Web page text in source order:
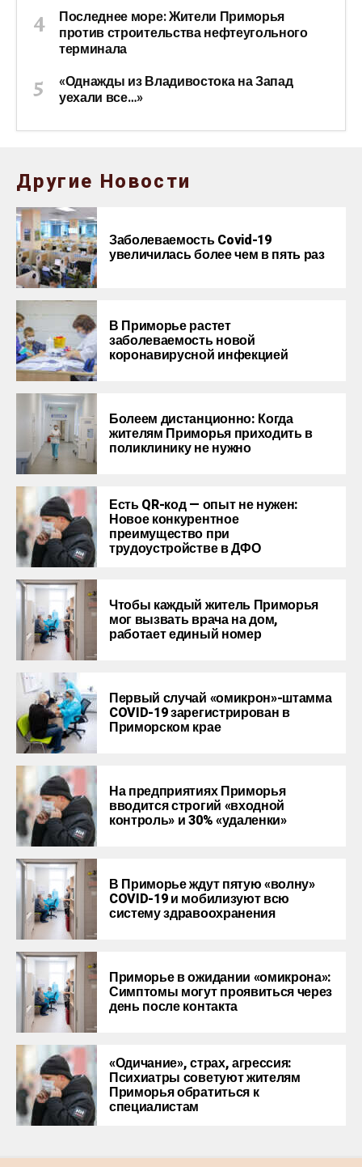
Последнее море: Жители Приморья
против строительства нефтеугольного
терминала
«Однажды из Владивостока на Запад
уехали все…»
Другие Новости
Заболеваемость Covid-19
увеличилась более чем в пять раз
В Приморье растет
заболеваемость новой
коронавирусной инфекцией
Болеем дистанционно: Когда
жителям Приморья приходить в
поликлинику не нужно
Есть QR-код — опыт не нужен:
Новое конкурентное
преимущество при
трудоустройстве в ДФО
Чтобы каждый житель Приморья
мог вызвать врача на дом,
работает единый номер
Первый случай «омикрон»-штамма
COVID-19 зарегистрирован в
Приморском крае
На предприятиях Приморья
вводится строгий «входной
контроль» и 30% «удаленки»
В Приморье ждут пятую «волну»
COVID-19 и мобилизуют всю
систему здравоохранения
Приморье в ожидании «омикрона»:
Симптомы могут проявиться через
день после контакта
«Одичание», страх, агрессия:
Психиатры советуют жителям
Приморья обратиться к
специалистам